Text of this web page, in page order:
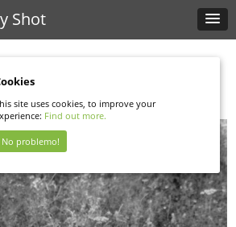
Shot
site uses cookies, to improve your
Find out more.
No problemo!